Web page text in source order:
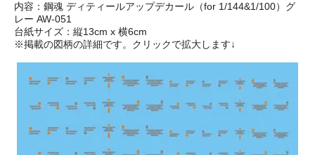
内容：鋼魂 ディティールアップデカール（for 1/144&1/100）グ
レー AW-051
台紙サイズ：縦13cm x 横6cm
※掲載の図柄の詳細です。クリックで拡大します↓